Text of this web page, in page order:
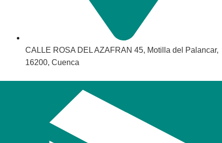
CALLE ROSA DEL AZAFRAN 45, Motilla del Palancar,
16200, Cuenca